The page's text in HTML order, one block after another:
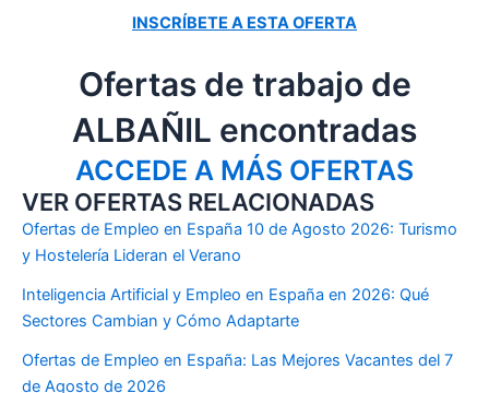
INSCRÍBETE A ESTA OFERTA
Ofertas de trabajo de
ALBAÑIL encontradas
ACCEDE A MÁS OFERTAS
VER OFERTAS RELACIONADAS
Ofertas de Empleo en España 10 de Agosto 2026: Turismo
y Hostelería Lideran el Verano
Inteligencia Artificial y Empleo en España en 2026: Qué
Sectores Cambian y Cómo Adaptarte
Ofertas de Empleo en España: Las Mejores Vacantes del 7
de Agosto de 2026